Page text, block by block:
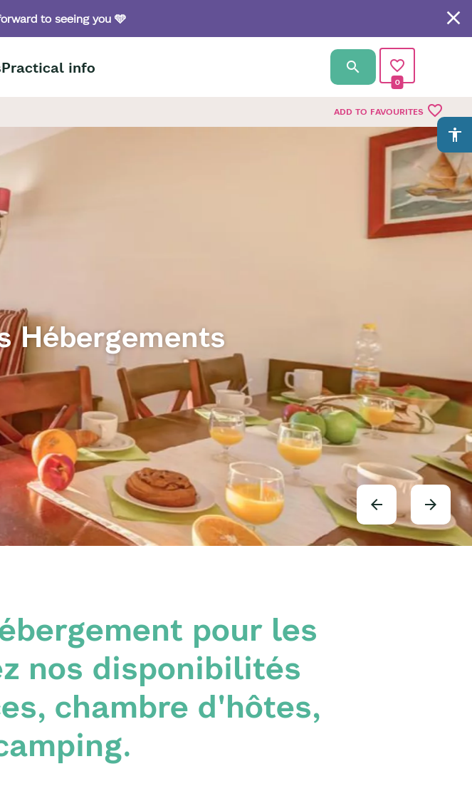
to seeing you 🩵
Practical info
0
ADD TO FAVOURITES favorite_border
accessibility
Hébergements
pour les
nos disponibilités
chambre d'hôtes,